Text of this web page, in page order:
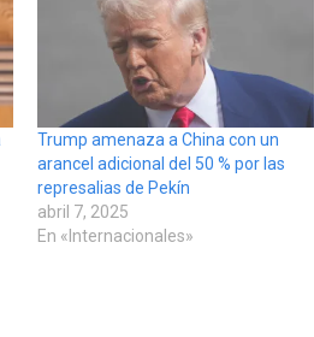
Trump amenaza a China con un
arancel adicional del 50 % por las
represalias de Pekín
abril 7, 2025
En «Internacionales»